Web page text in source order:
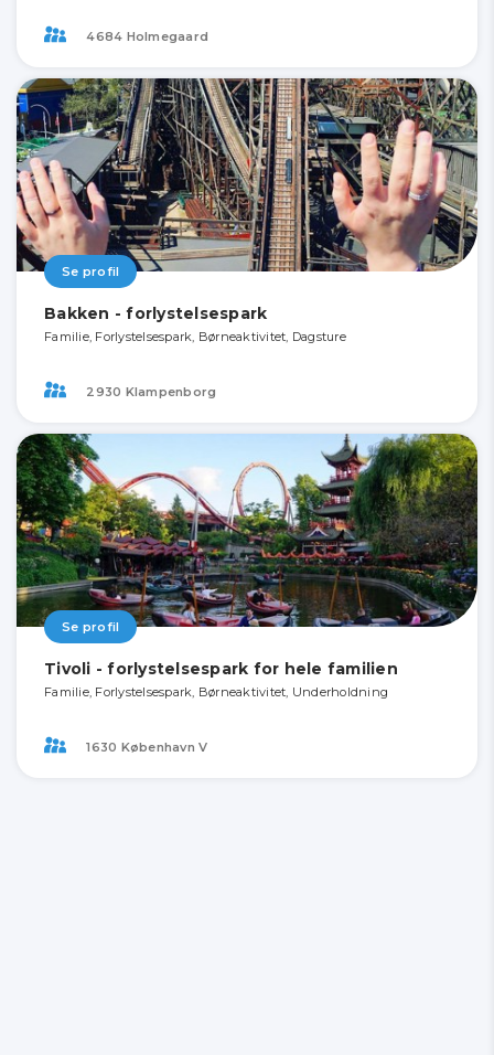
4684 Holmegaard
Se profil
Bakken - forlystelsespark
Familie, Forlystelsespark, Børneaktivitet, Dagsture
2930 Klampenborg
Se profil
Tivoli - forlystelsespark for hele familien
Familie, Forlystelsespark, Børneaktivitet, Underholdning
1630 København V